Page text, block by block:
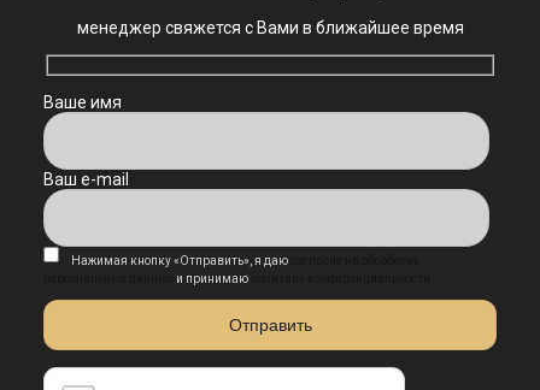
менеджер свяжется с Вами в ближайшее время
Ваше имя
Ваш e-mail
Нажимая кнопку «Отправить», я даю
и принимаю